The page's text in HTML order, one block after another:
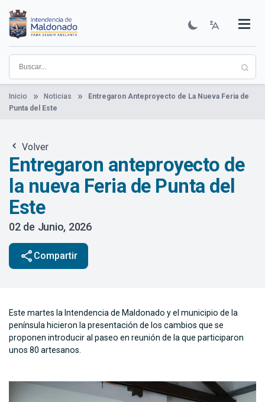
contenido
principal
Institucional
Municipios
Descubre Maldonado
Comunicación
Servicios
Guía De Trámites
Ver Noticias
Inicio Noticias
Entregaron Anteproyecto de La Nueva Feria de
Punta del Este
Volver
Entregaron anteproyecto de
la nueva Feria de Punta del
Este
02 de Junio, 2026
share Compartir
Este martes la Intendencia de Maldonado y el municipio de la
península hicieron la presentación de los cambios que se
proponen introducir al paseo en reunión de la que participaron
unos 80 artesanos.